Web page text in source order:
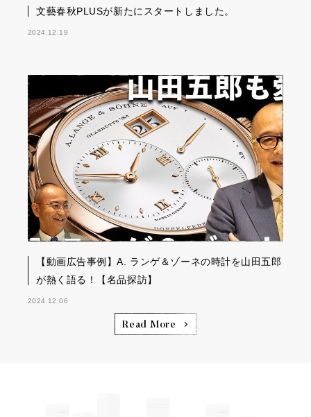
文藝春秋PLUSが新たにスタートしました。
2024.12.19
【動画広告事例】A. ランゲ＆ゾーネの時計を山田五郎
が熱く語る！【名品探訪】
2024.12.06
Read More